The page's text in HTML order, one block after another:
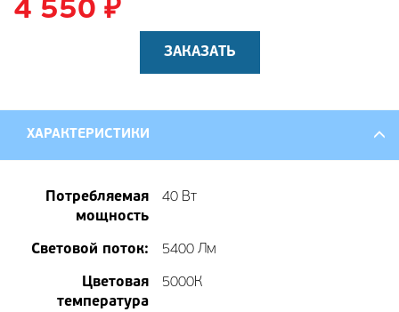
4 550 ₽
ЗАКАЗАТЬ
ХАРАКТЕРИСТИКИ
Потребляемая
мощность
40 Вт
Световой поток: 5400 Лм
Цветовая
температура
5000К